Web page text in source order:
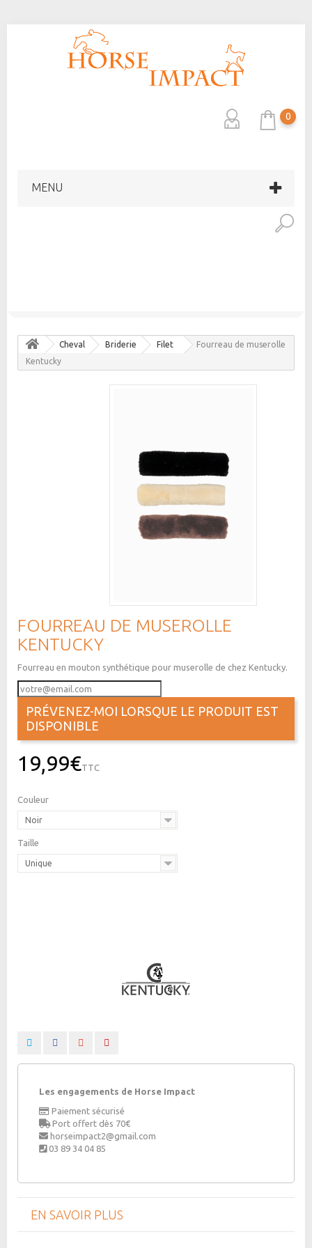
0
MENU
Cheval Briderie Filet
Fourreau de muserolle
Kentucky
FOURREAU DE MUSEROLLE
KENTUCKY
Fourreau en mouton synthétique pour muserolle de chez Kentucky.
PRÉVENEZ-MOI LORSQUE LE PRODUIT EST
DISPONIBLE
19,99€TTC
Couleur
Noir
Taille
Unique
Les engagements de Horse Impact
Paiement sécurisé
Port offert dès 70€
horseimpact2@gmail.com
03 89 34 04 85
EN SAVOIR PLUS